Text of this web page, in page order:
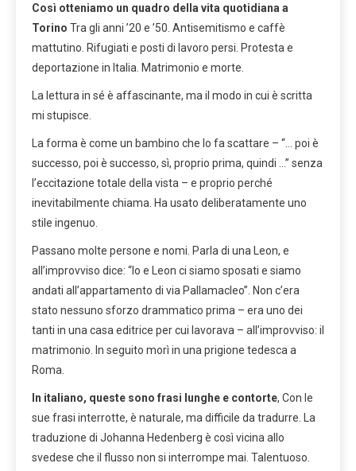
Così otteniamo un quadro della vita quotidiana a
Torino Tra gli anni ’20 e ’50. Antisemitismo e caffè
mattutino. Rifugiati e posti di lavoro persi. Protesta e
deportazione in Italia. Matrimonio e morte.
La lettura in sé è affascinante, ma il modo in cui è scritta
mi stupisce.
La forma è come un bambino che lo fa scattare – “… poi è
successo, poi è successo, sì, proprio prima, quindi …” senza
l’eccitazione totale della vista – e proprio perché
inevitabilmente chiama. Ha usato deliberatamente uno
stile ingenuo.
Passano molte persone e nomi. Parla di una Leon, e
all’improvviso dice: “Io e Leon ci siamo sposati e siamo
andati all’appartamento di via Pallamacleo”. Non c’era
stato nessuno sforzo drammatico prima – era uno dei
tanti in una casa editrice per cui lavorava – all’improvviso: il
matrimonio. In seguito morì in una prigione tedesca a
Roma.
In italiano, queste sono frasi lunghe e contorte, Con le
sue frasi interrotte, è naturale, ma difficile da tradurre. La
traduzione di Johanna Hedenberg è così vicina allo
svedese che il flusso non si interrompe mai. Talentuoso.